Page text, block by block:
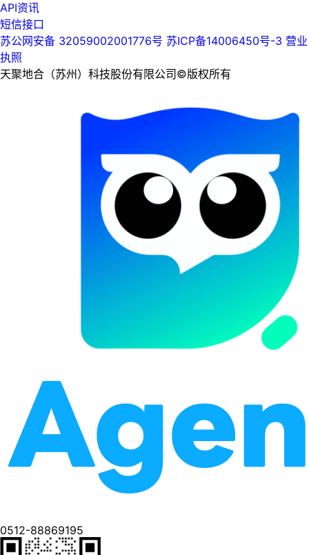
API资讯
短信接口
苏公网安备 32059002001776号 苏ICP备14006450号-3 营业
执照
天聚地合（苏州）科技股份有限公司©版权所有
0512-88869195